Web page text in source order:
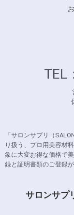
TEL
「サロンサプリ（
り扱う、プロ用美容材
象に大変お得な価格で
録と証明書類のご登録が
サロンサプ